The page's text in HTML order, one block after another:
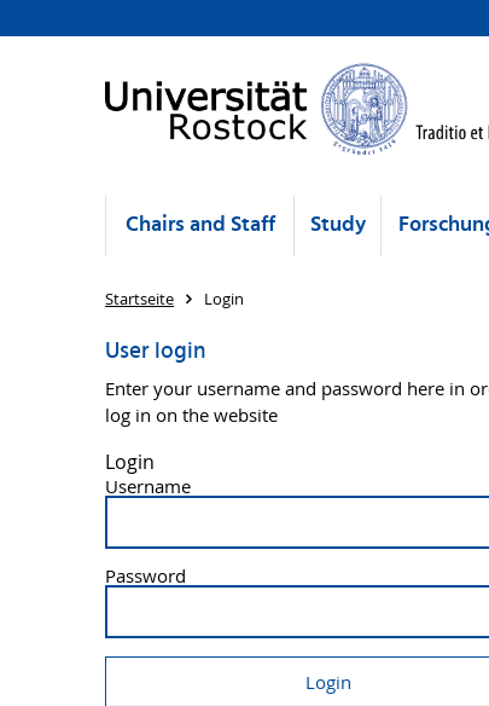
Chairs and Staff Study
Startseite Login
User login
Enter your username and password here in
log in on the website
Login
Username
Password